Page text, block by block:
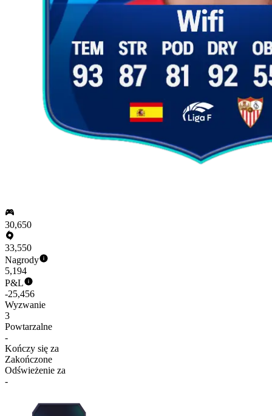
30,650
33,550
Nagrody
5,194
P&L
-25,456
Wyzwanie
3
Powtarzalne
-
Kończy się za
Zakończone
Odświeżenie za
-